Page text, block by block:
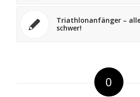
Triathlonanfänger –
schwer!
0